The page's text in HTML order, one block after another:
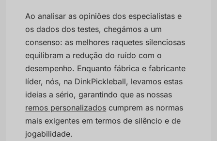
Ao analisar as opiniões dos especialistas e
os dados dos testes, chegámos a um
consenso: as melhores raquetes silenciosas
equilibram a redução do ruído com o
desempenho. Enquanto fábrica e fabricante
líder, nós, na DinkPickleball, levamos estas
ideias a sério, garantindo que as nossas
remos personalizados cumprem as normas
mais exigentes em termos de silêncio e de
jogabilidade.